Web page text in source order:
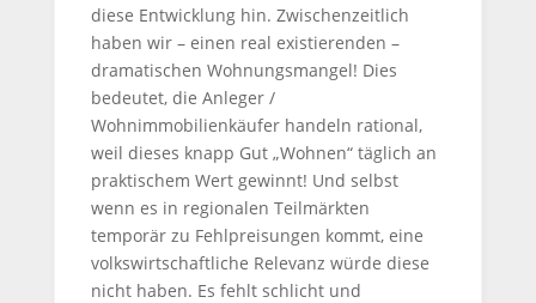
diese Entwicklung hin. Zwischenzeitlich
haben wir – einen real existierenden –
dramatischen Wohnungsmangel! Dies
bedeutet, die Anleger /
Wohnimmobilienkäufer handeln rational,
weil dieses knapp Gut „Wohnen“ täglich an
praktischem Wert gewinnt! Und selbst
wenn es in regionalen Teilmärkten
temporär zu Fehlpreisungen kommt, eine
volkswirtschaftliche Relevanz würde diese
nicht haben. Es fehlt schlicht und